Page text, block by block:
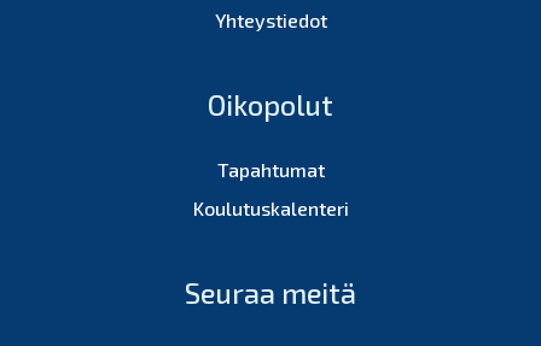
Yhteystiedot
Oikopolut
Tapahtumat
Koulutuskalenteri
Seuraa meitä